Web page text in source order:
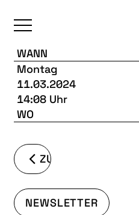
ÜBERSICHT
KALENDER
UNSERE BEREICHE
BAUKULTUR
BILDENDE KUNST
FOTOGRUPPE
INTERKULTUR
WANN
Montag
11.03.2024
14:08 Uhr
WO
ZURÜCK
NEWSLETTER